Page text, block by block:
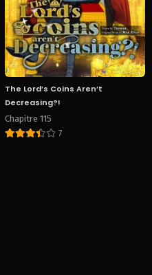
The Lord’s Coins Aren’t
Decreasing?!
Chapitre 115
7